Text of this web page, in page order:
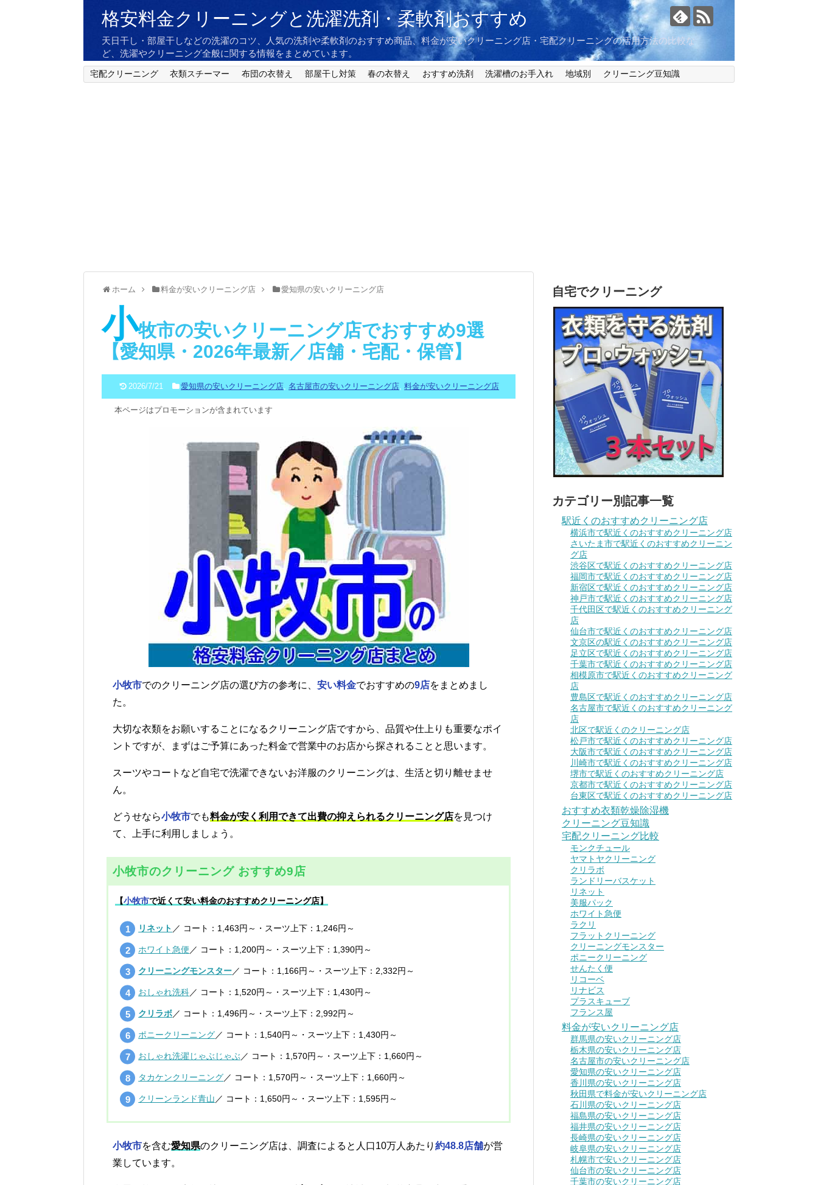
格安料金クリーニングと洗濯洗剤・柔軟剤おすすめ
天日干し・部屋干しなどの洗濯のコツ、人気の洗剤や柔軟剤のおすすめ商品、料金が安いクリーニング店・宅配クリーニングの活用方法の比較な
ど、洗濯やクリーニング全般に関する情報をまとめています。
宅配クリーニング 衣類スチーマー 布団の衣替え 部屋干し対策 春の衣替え おすすめ洗剤 洗濯槽のお手入れ 地域別 クリーニング豆知識
ホーム 料金が安いクリーニング店 愛知県の安いクリーニング店
小牧市の安いクリーニング店でおすすめ9選
【愛知県・2026年最新／店舗・宅配・保管】
2026/7/21 愛知県の安いクリーニング店,名古屋市の安いクリーニング店,料金が安いクリーニング店
本ページはプロモーションが含まれています
小牧市でのクリーニング店の選び方の参考に、 安い料金でおすすめの9店をまとめまし
た。
大切な衣類をお願いすることになるクリーニング店ですから、品質や仕上りも重要なポイ
ントですが、まずはご予算にあった料金で営業中のお店から探されることと思います。
スーツやコートなど自宅で洗濯できないお洋服のクリーニングは、生活と切り離せませ
ん。
どうせなら小牧市でも料金が安く利用できて出費の抑えられるクリーニング店を見つけ
て、上手に利用しましょう。
小牧市のクリーニング おすすめ9店
【小牧市で近くて安い料金のおすすめクリーニング店】
リネット ／ コート：1,463円～・スーツ上下：1,246円～
ホワイト急便 ／ コート：1,200円～・スーツ上下：1,390円～
クリーニングモンスター／ コート：1,166円～・スーツ上下：2,332円～
おしゃれ洗科／ コート：1,520円～・スーツ上下：1,430円～
クリラボ／ コート：1,496円～・スーツ上下：2,992円～
ポニークリーニング／ コート：1,540円～・スーツ上下：1,430円～
おしゃれ洗濯じゃぶじゃぶ ／ コート：1,570円～・スーツ上下：1,660円～
タカケンクリーニング／ コート：1,570円～・スーツ上下：1,660円～
クリーンランド青山 ／ コート：1,650円～・スーツ上下：1,595円～
小牧市を含む愛知県のクリーニング店は、調査によると人口10万人あたり 約48.8店舗が営
業しています。
自宅でクリーニング
カテゴリー別記事一覧
駅近くのおすすめクリーニング店
横浜市で駅近くのおすすめクリーニング店
さいたま市で駅近くのおすすめクリーニン
グ店
渋谷区で駅近くのおすすめクリーニング店
福岡市で駅近くのおすすめクリーニング店
新宿区で駅近くのおすすめクリーニング店
神戸市で駅近くのおすすめクリーニング店
千代田区で駅近くのおすすめクリーニング
店
仙台市で駅近くのおすすめクリーニング店
文京区の駅近くのおすすめクリーニング店
足立区で駅近くのおすすめクリーニング店
千葉市で駅近くのおすすめクリーニング店
相模原市で駅近くのおすすめクリーニング
店
豊島区で駅近くのおすすめクリーニング店
名古屋市で駅近くのおすすめクリーニング
店
北区で駅近くのクリーニング店
松戸市で駅近くのおすすめクリーニング店
大阪市で駅近くのおすすめクリーニング店
川崎市で駅近くのおすすめクリーニング店
堺市で駅近くのおすすめクリーニング店
京都市で駅近くのおすすめクリーニング店
台東区で駅近くのおすすめクリーニング店
おすすめ衣類乾燥除湿機
クリーニング豆知識
宅配クリーニング比較
モンクチュール
ヤマトヤクリーニング
クリラボ
ランドリーバスケット
リネット
美服パック
ホワイト急便
ラクリ
フラットクリーニング
クリーニングモンスター
ポニークリーニング
せんたく便
リコーベ
リナビス
プラスキューブ
フランス屋
料金が安いクリーニング店
群馬県の安いクリーニング店
栃木県の安いクリーニング店
名古屋市の安いクリーニング店
愛知県の安いクリーニング店
香川県の安いクリーニング店
秋田県で料金が安いクリーニング店
石川県の安いクリーニング店
福島県の安いクリーニング店
福井県の安いクリーニング店
長崎県の安いクリーニング店
岐阜県の安いクリーニング店
札幌市で安いクリーニング店
仙台市の安いクリーニング店
千葉市の安いクリーニング店